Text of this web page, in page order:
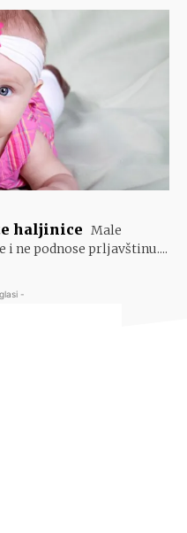
haljinice Male
ne podnose prljavštinu....
-